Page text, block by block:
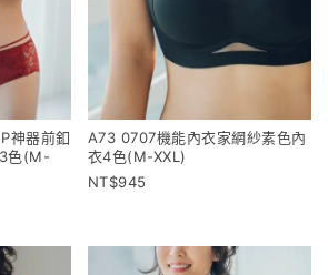
神器前釦
色(M-
A73 0707機能內衣家網紗素色內
衣4色(M-XXL)
945